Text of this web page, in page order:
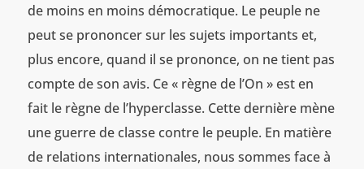
de moins en moins démocratique. Le peuple ne
peut se prononcer sur les sujets importants et,
plus encore, quand il se prononce, on ne tient pas
compte de son avis. Ce « règne de l’On » est en
fait le règne de l’hyperclasse. Cette dernière mène
une guerre de classe contre le peuple. En matière
de relations internationales, nous sommes face à